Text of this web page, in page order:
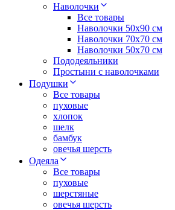
Наволочки
Все товары
Наволочки 50x90 см
Наволочки 70x70 cм
Наволочки 50х70 см
Пододеяльники
Простыни с наволочками
Подушки
Все товары
пуховые
хлопок
шелк
бамбук
овечья шерсть
Одеяла
Все товары
пуховые
шерстяные
овечья шерсть